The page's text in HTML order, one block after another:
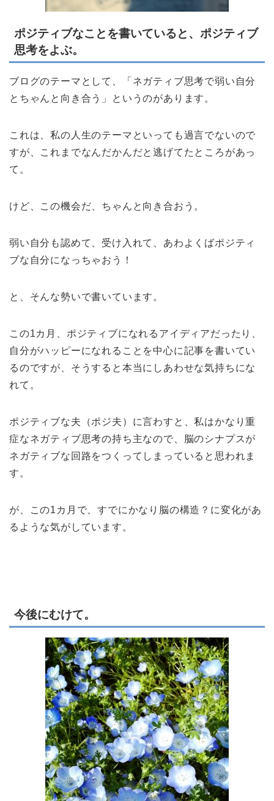
ポジティブなことを書いていると、ポジティブ
思考をよぶ。
ブログのテーマとして、「ネガティブ思考で弱い自分
とちゃんと向き合う」というのがあります。
これは、私の人生のテーマといっても過言でないので
すが、これまでなんだかんだと逃げてたところがあっ
て。
けど、この機会だ、ちゃんと向き合おう。
弱い自分も認めて、受け入れて、あわよくばポジティ
ブな自分になっちゃおう！
と、そんな勢いで書いています。
この1カ月、ポジティブになれるアイディアだったり、
自分がハッピーになれることを中心に記事を書いてい
るのですが、そうすると本当にしあわせな気持ちにな
れて。
ポジティブな夫（ポジ夫）に言わすと、私はかなり重
症なネガティブ思考の持ち主なので、脳のシナプスが
ネガティブな回路をつくってしまっていると思われま
す。
が、この1カ月で、すでにかなり脳の構造？に変化があ
るような気がしています。
今後にむけて。